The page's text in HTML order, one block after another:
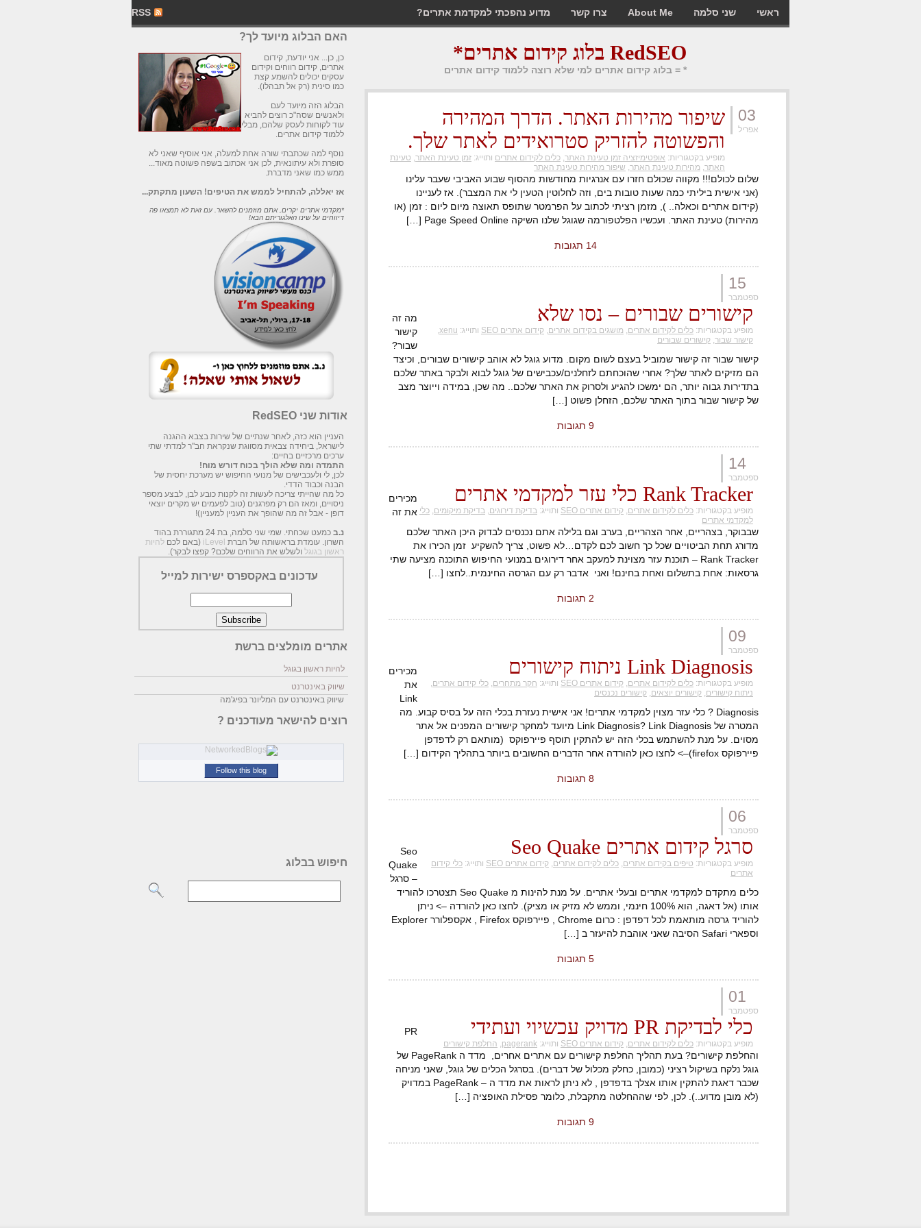
ראשי שני סלמה About Me צרו קשר מדוע נהפכתי למקדמת אתרים? RSS
RedSEO בלוג קידום אתרים*
* = בלוג קידום אתרים למי שלא רוצה ללמוד קידום אתרים
03
אפריל
שיפור מהירות האתר. הדרך המהירה
והפשוטה להזריק סטרואידים לאתר שלך.
מופיע בקטגוריות: אופטימיזציה זמן טעינת האתר, כלים לקידום אתרים ותוייג: זמן טעינת האתר, טעינת
האתר, מהירות טעינת האתר, שיפור מהירות טעינת האתר
שלום לכולם!!! מקווה שכולם חזרו עם אנרגיות מחודשות מהסוף שבוע האביבי שעבר עלינו
(אני אישית ביליתי כמה שעות טובות בים, וזה לחלוטין הטעין לי את המצבר). אז לעניינו
(קידום אתרים וכאלה.. ), מזמן רציתי לכתוב על הפרמטר שתופס תאוצה מיום ליום : זמן (או
מהירות) טעינת האתר. ועכשיו הפלטפורמה שגוגל שלנו השיקה Page Speed Online […]
14 תגובות
15
ספטמבר
קישורים שבורים – נסו שלא
מופיע בקטגוריות: כלים לקידום אתרים, מושגים בקידום אתרים, קידום אתרים SEO ותוייג: xenu
,
קישור שבור, קישורים שבורים
מה זה
קישור
שבור?
קישור שבור זה קישור שמוביל בעצם לשום מקום. מדוע גוגל לא אוהב קישורים שבורים, וכיצד
הם מזיקים לאתר שלך? אחרי שהוכחתם לזחלנים/עכבישים של גוגל לבוא ולבקר באתר שלכם
בתדירות גבוה יותר, הם ימשכו להגיע ולסרוק את האתר שלכם.. מה שכן, במידה וייוצר מצב
של קישור שבור בתוך האתר שלכם, הזחלן פשוט […]
9 תגובות
14
ספטמבר
Rank Tracker כלי עזר למקדמי אתרים
מופיע בקטגוריות: כלים לקידום אתרים, קידום אתרים SEO ותוייג: בדיקת דירוגים, בדיקת מיקומים, כלי
למקדמי אתרים
מכירים
את זה
שבבוקר, בצהריים, אחר הצהריים, בערב וגם בלילה אתם נכנסים לבדוק היכן האתר שלכם
מדורג תחת הביטויים שכל כך חשוב לכם לקדם…לא פשוט, צריך להשקיע זמן הכירו את
Rank Tracker – תוכנת עזר מצוינת למעקב אחר דירוגים במנועי החיפוש התוכנה מציעה שתי
גרסאות: אחת בתשלום ואחת בחינם! ואני אדבר רק עם הגרסה החינמית..לחצו […]
2 תגובות
09
ספטמבר
Link Diagnosis ניתוח קישורים
מופיע בקטגוריות: כלים לקידום אתרים, קידום אתרים SEO ותוייג: חקר מתחרים, כלי קידום אתרים,
ניתוח קישורים, קישורים יוצאים, קישורים נכנסים
מכירים
את
Link
Diagnosis ? כלי עזר מצוין למקדמי אתרים! אני אישית נעזרת בכלי הזה על בסיס קבוע. מה
המטרה של Link Diagnosis? Link Diagnosis מיועד למחקר קישורים המפנים אל אתר
מסוים. על מנת להשתמש בכלי הזה יש להתקין תוסף פיירפוקס (מותאם רק לדפדפן
פיירפוקס firefox)–> לחצו כאן להורדה אחר הדברים החשובים ביותר בתהליך הקידום […]
8 תגובות
06
ספטמבר
סרגל קידום אתרים Seo Quake
מופיע בקטגוריות: טיפים בקידום אתרים, כלים לקידום אתרים, קידום אתרים SEO ותוייג: כלי קידום
אתרים
Seo
Quake
– סרגל
כלים מתקדם למקדמי אתרים ובעלי אתרים. על מנת להינות מ Seo Quake תצטרכו להוריד
אותו (אל דאגה, הוא 100% חינמי, וממש לא מזיק או מציק). לחצו כאן להורדה –> ניתן
להוריד גרסה מותאמת לכל דפדפן : כרום Chrome , פיירפוקס Firefox , אקספלורר Explorer
וספארי Safari הסיבה שאני אוהבת להיעזר ב […]
5 תגובות
01
ספטמבר
כלי לבדיקת PR מדויק עכשיוי ועתידי
מופיע בקטגוריות: כלים לקידום אתרים, קידום אתרים SEO ותוייג: pagerank
, החלפת קישורים
PR
והחלפת קישורים? בעת תהליך החלפת קישורים עם אתרים אחרים, מדד ה PageRank של
גוגל נלקח בשיקול רציני (כמובן, כחלק מכלול של דברים). בסרגל הכלים של גוגל, שאני מניחה
שכבר דאגת להתקין אותו אצלך בדפדפן , לא ניתן לראות את מדד ה – PageRank במדויק
(לא מובן מדוע..). לכן, לפי שההחלטה מתקבלת, כלומר פסילת האופציה […]
9 תגובות
האם הבלוג מיועד לך?
כן, כן... אני יודעת, קידום
אתרים, קידום רווחים וקידום
עסקים יכולים להשמע קצת
כמו סינית (רק אל תבהלו).
הבלוג הזה מיועד לעם
ולאנשים שסה"כ רוצים להביא
עוד לקוחות לעסק שלהם, מבלי
ללמוד קידום אתרים.
נוסף למה שכתבתי שורה אחת למעלה, אני אוסיף שאני לא
סופרת ולא עיתונאית, לכן אני אכתוב בשפה פשוטה מאוד...
ממש כמו שאני מדברת.
אז יאללה, להתחיל לממש את הטיפים! השעון מתקתק...
*מקדמי אתרים יקרים, אתם מוזמנים להשאר. עם זאת לא תמצאו פה
דיווחים על שינו האלגוריתם הבא!
אודות שני RedSEO
העניין הוא כזה, לאחר שנתיים של שירות בצבא ההגנה
לישראל, ביחידה צבאית מסווגת שנקראת חב"ר למדתי שתי
ערכים מרכזיים בחיים:
התמדה ומה שלא הולך בכוח דורש מוח!
לכן, לי ולעכבישים של מנועי החיפוש יש מערכת יחסית של
הבנה וכבוד הדדי.
כל מה שהייתי צריכה לעשות זה לקנות כובע לבן, לבצע מספר
ניסויים, ומאז הם רק מפרגנים (טוב לפעמים יש מקרים יוצאי
דופן - אבל זה מה שהופך את העניין למעניין)!
נ.ב
כמעט שכחתי. שמי שני סלמה, בת 24 מתגוררת בהוד
השרון. עומדת בראשותה של חברת iLevel (באם לכם להיות
ראשון בגוגל ולשלש את הרווחים שלכם? קפצו לבקר).
עדכונים באקספרס ישירות למייל
אתרים מומלצים ברשת
להיות ראשון בגוגל
שיווק באינטרנט
שיווק באינטרנט עם המליונר בפיג'מה
רוצים להישאר מעודכנים ?
Follow this blog
חיפוש בבלוג